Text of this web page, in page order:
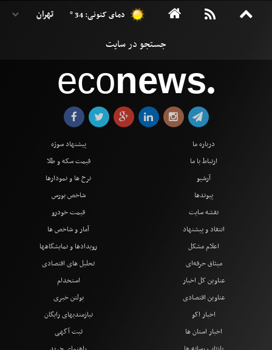
دمای کنونی: 34 °
econews●
درباره ما
ارتباط با ما
آرشیو
پیوندها
نقشه سایت
انتقاد و پیشنهاد
اعلام مشکل
میثاق حرفه‌ای
پیشنهاد سوژه
قیمت سکه و طلا
نرخ ها و نمودارها
شاخص بورس
قیمت خودرو
آمار و شاخص ها
رویدادها و نمایشگاهها
تحلیل های اقتصادی
عناوین کل اخبار
عناوین اقتصادی
اخبار اکو
اخبار استان ها
استخدام
بولتن خبری
نیازمندیهای رایگان
ثبت آگهی